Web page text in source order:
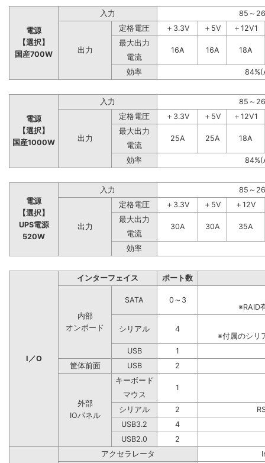
電源
【選択】
国産700W
入力 85～
出力
定格電圧 ＋3.3V ＋5V
＋12V1
最大出力
16A
16A
18A
電流
効率
電源
【選択】
国産1000W
入力 85～
出力
定格電圧 ＋3.3V ＋5V
＋12V1
最大出力
25A
25A
18A
電流
効率
電源
【選択】
UPS電源
520W
入力 85～
出力
定格電圧 ＋3.3V ＋5V
＋12V
最大出力
30A
30A
35A
電流
効率
I／O
インターフェイス ポート数
内部
オンボード
SATA
0～3
※RAID
シリアル
4
※付属のシリ
USB
1
筐体前面
USB 2
外部
IOパネル
キーボード
1
マウス
シリアル
2
USB3.2
4
USB2.0
2
アクセラレータ